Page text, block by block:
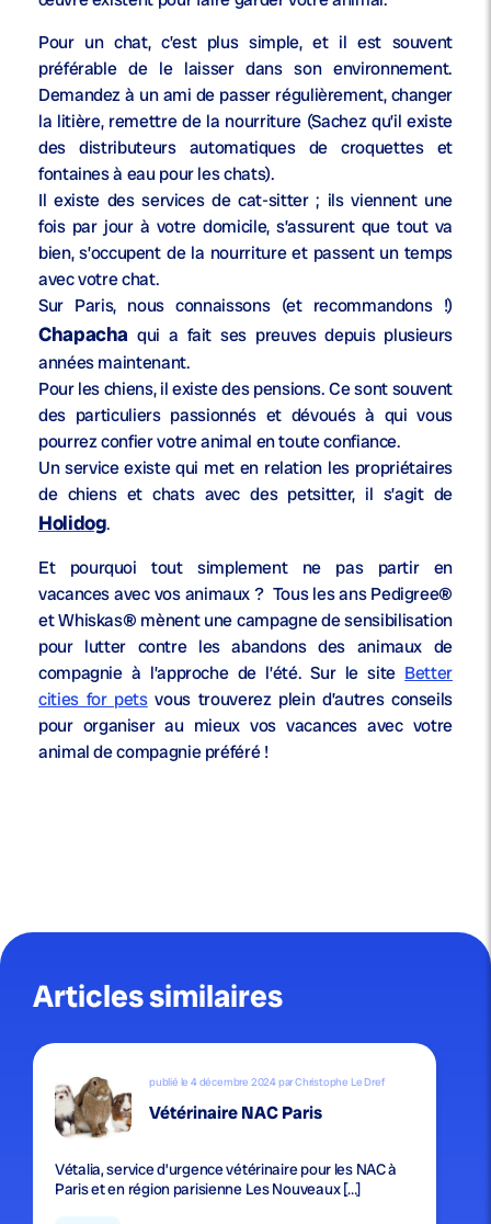
Pour un chat, c’est plus simple, et il est souvent
préférable de le laisser dans son environnement.
Demandez à un ami de passer régulièrement, changer
la litière, remettre de la nourriture (Sachez qu’il existe
des distributeurs automatiques de croquettes et
fontaines à eau pour les chats).
Il existe des services de cat-sitter ; ils viennent une
fois par jour à votre domicile, s’assurent que tout va
bien, s’occupent de la nourriture et passent un temps
avec votre chat.
Sur Paris, nous connaissons (et recommandons !)
Chapacha qui a fait ses preuves depuis plusieurs
années maintenant.
Pour les chiens, il existe des pensions. Ce sont souvent
des particuliers passionnés et dévoués à qui vous
pourrez confier votre animal en toute confiance.
Un service existe qui met en relation les propriétaires
de chiens et chats avec des petsitter, il s’agit de
Holidog.
Et pourquoi tout simplement ne pas partir en
vacances avec vos animaux ? Tous les ans Pedigree®
et Whiskas® mènent une campagne de sensibilisation
pour lutter contre les abandons des animaux de
compagnie à l’approche de l’été. Sur le site Better
cities for petsvous trouverez plein d’autres conseils
pour organiser au mieux vos vacances avec votre
animal de compagnie préféré !
Articles similaires
publié le 4 décembre 2024 par Christophe Le Dref
Vétérinaire NAC Paris
Vétalia, service d’urgence vétérinaire pour les NAC à
Paris et en région parisienne Les Nouveaux […]